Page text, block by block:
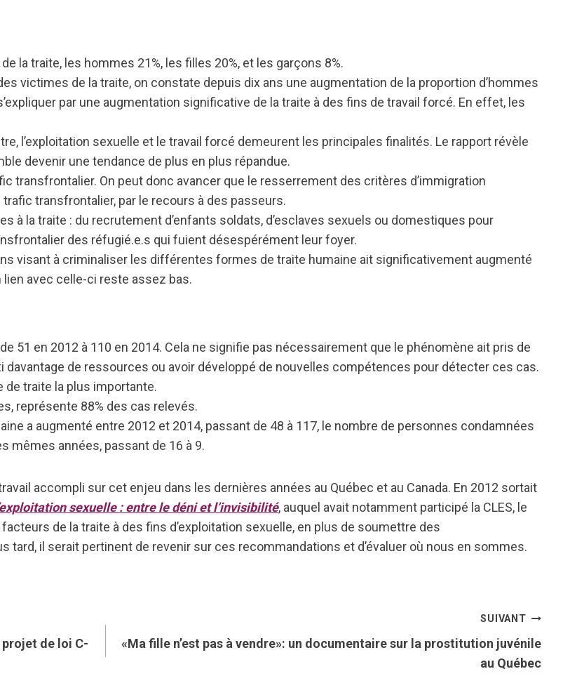
la traite, les hommes 21%, les filles 20%, et les garçons 8%.
victimes de la traite, on constate depuis dix ans une augmentation de la proportion d’hommes
par une augmentation significative de la traite à des fins de travail forcé. En effet, les
l’exploitation sexuelle et le travail forcé demeurent les principales finalités. Le rapport révèle
devenir une tendance de plus en plus répandue.
transfrontalier. On peut donc avancer que le resserrement des critères d’immigration
transfrontalier, par le recours à des passeurs.
à la traite : du recrutement d’enfants soldats, d’esclaves sexuels ou domestiques pour
des réfugié.e.s qui fuient désespérément leur foyer.
visant à criminaliser les différentes formes de traite humaine ait significativement augmenté
avec celle-ci reste assez bas.
51 en 2012 à 110 en 2014. Cela ne signifie pas nécessairement que le phénomène ait pris de
davantage de ressources ou avoir développé de nouvelles compétences pour détecter ces cas.
de traite la plus importante.
représente 88% des cas relevés.
a augmenté entre 2012 et 2014, passant de 48 à 117, le nombre de personnes condamnées
mêmes années, passant de 16 à 9.
accompli sur cet enjeu dans les dernières années au Québec et au Canada. En 2012 sortait
sexuelle : entre le déni et l’invisibilité, auquel avait notamment participé la CLES, le
de la traite à des fins d’exploitation sexuelle, en plus de soumettre des
tard, il serait pertinent de revenir sur ces recommandations et d’évaluer où nous en sommes.
de loi C-
SUIVANT
«Ma fille n’est pas à vendre»: un documentaire sur la prostitution juvénile
au Québec